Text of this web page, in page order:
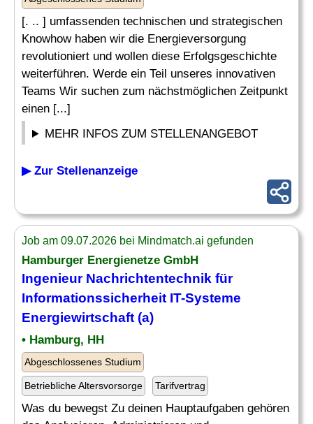
[. .. ] umfassenden technischen und strategischen
Knowhow haben wir die Energieversorgung
revolutioniert und wollen diese Erfolgsgeschichte
weiterführen. Werde ein Teil unseres innovativen
Teams Wir suchen zum nächstmöglichen Zeitpunkt
einen [...]
MEHR INFOS ZUM STELLENANGEBOT
▶ Zur Stellenanzeige
Job am 09.07.2026 bei Mindmatch.ai gefunden
Hamburger Energienetze GmbH
IngenieurNachrichtentechnik für
Informationssicherheit IT-Systeme
Energiewirtschaft (a)
• Hamburg, HH
Abgeschlossenes Studium
Betriebliche Altersvorsorge Tarifvertrag
Was du bewegst Zu deinen Hauptaufgaben gehören